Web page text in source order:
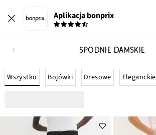
Aplikacja bonprix
SPODNIE DAMSKIE
Wszystko Bojówki Dresowe Eleganckie